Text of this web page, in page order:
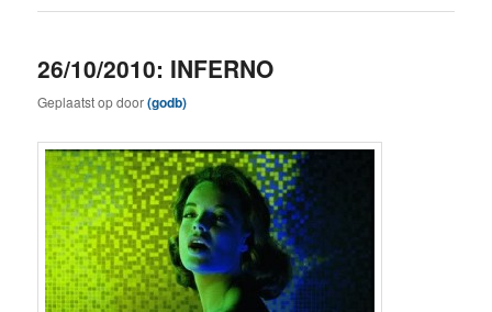
26/10/2010: INFERNO
Geplaatst opdoor(godb)